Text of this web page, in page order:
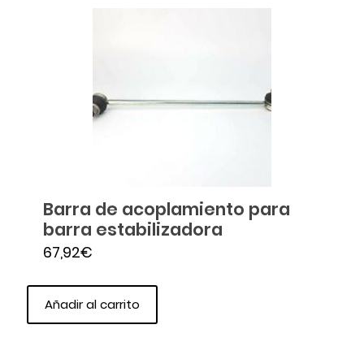
Barra de acoplamiento para
barra estabilizadora
67,92€
Añadir al carrito